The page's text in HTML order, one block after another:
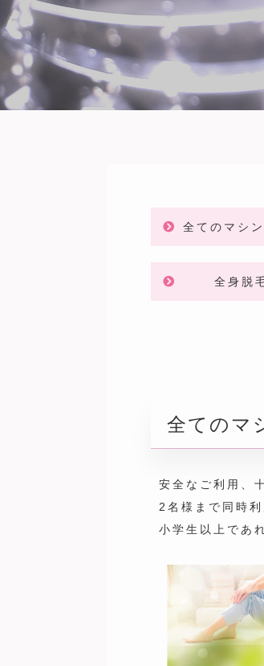
全てのマシン使い
全身脱
全てのマ
安全なご利用、
2名様まで同時
小学生以上であ